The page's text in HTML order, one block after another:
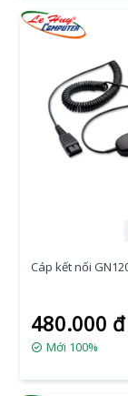
Cáp kết nối
480.000 đ
Mới 100%